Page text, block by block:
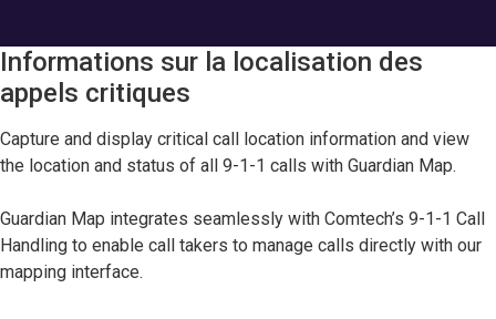
Informations sur la localisation des
appels critiques
Capture and display critical call location information and view
the location and status of all 9-1-1 calls with Guardian Map.
Guardian Map integrates seamlessly with Comtech’s 9-1-1 Call
Handling to enable call takers to manage calls directly with our
mapping interface.